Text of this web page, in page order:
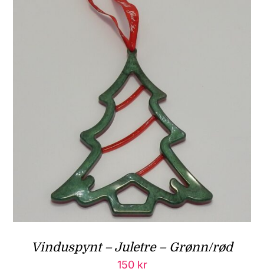
Vinduspynt – Juletre – Grønn/rød
150 kr